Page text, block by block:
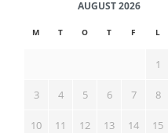
AUGUST 2026
M T O T F L
1
3 4 5 6 7 8
10 11 12 13 14 15